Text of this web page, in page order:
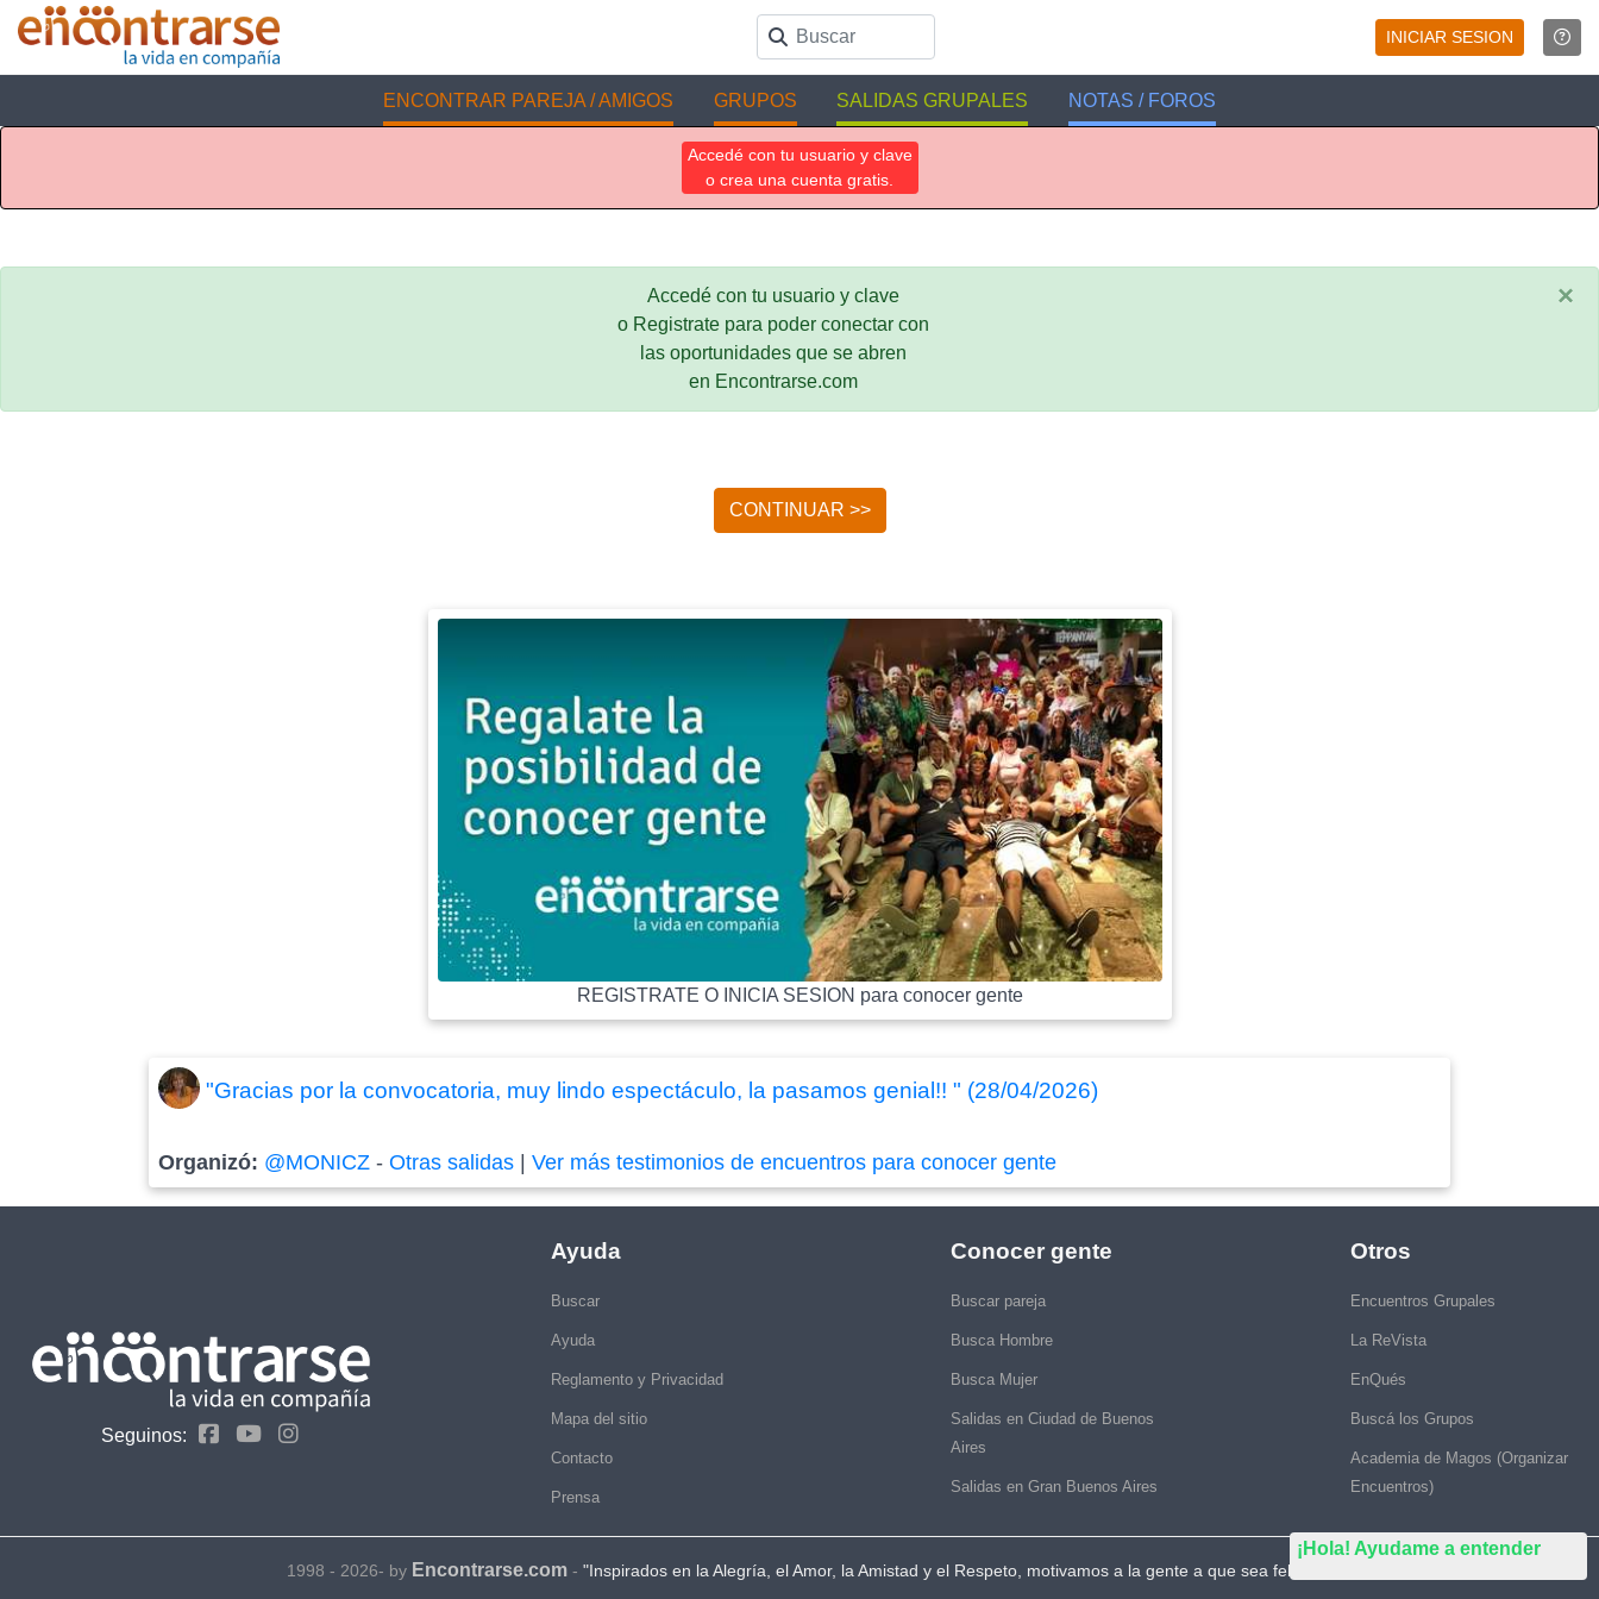
INICIAR SESION
ENCONTRAR PAREJA / AMIGOS GRUPOS SALIDAS GRUPALES NOTAS / FOROS
¡Hola! Ayudame a entender
Accedé con tu usuario y clave
o crea una cuenta gratis.
Accedé con tu usuario y clave
o Registrate para poder conectar con
las oportunidades que se abren
en Encontrarse.com
×
CONTINUAR >>
REGISTRATE O INICIA SESION para conocer gente
"Gracias por la convocatoria, muy lindo espectáculo, la pasamos genial!! " (28/04/2026)
Organizó: @MONICZ -Otras salidas |Ver más testimonios de encuentros para conocer gente
Seguinos:
Ayuda
Buscar
Ayuda
Reglamento y Privacidad
Mapa del sitio
Contacto
Prensa
Conocer gente
Buscar pareja
Busca Hombre
Busca Mujer
Salidas en Ciudad de Buenos
Aires
Salidas en Gran Buenos Aires
Otros
Encuentros Grupales
La ReVista
EnQués
Buscá los Grupos
Academia de Magos (Organizar
Encuentros)
1998 - 2026- by Encontrarse.com- "Inspirados en la Alegría, el Amor, la Amistad y el Respeto, motivamos a la gente a que sea feliz."